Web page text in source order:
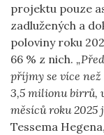
projektu pouze
zadlužených a
poloviny roku
66 % z nich.
příjmy se více
3,5 milionu birrů,
měsíců roku 2025
Tessema